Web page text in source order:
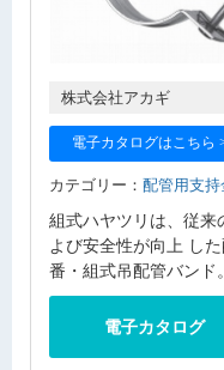
株式会社アカギ
電子カタログはこちら
カテゴリー： 配管用支持
組式ハヤツリは、従来
よび安全性が向上 し
番・組式吊配管バンド。
電子カタログ